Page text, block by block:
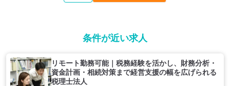
条件が近い求人
リモート勤務可能｜税務経験を活かし、財務分析・
資金計画・相続対策まで経営支援の幅を広げられる
税理士法人